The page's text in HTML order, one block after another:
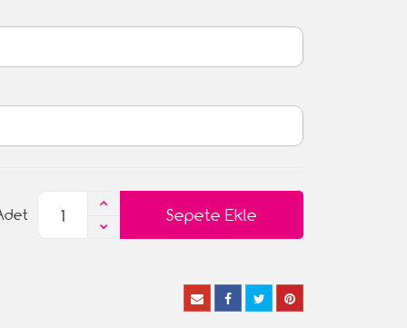
Sepete Ekle